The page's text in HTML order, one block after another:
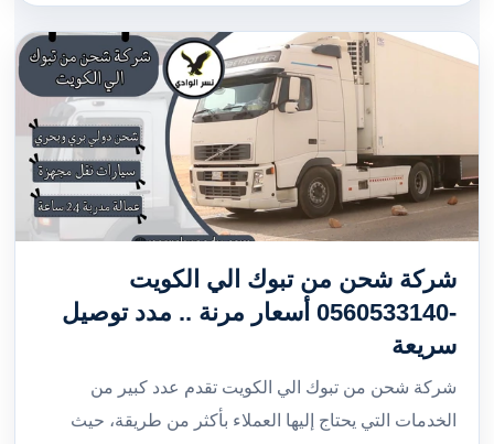
شركة شحن من تبوك الي الكويت
-0560533140 أسعار مرنة .. مدد توصيل
سريعة
شركة شحن من تبوك الي الكويت تقدم عدد كبير من
الخدمات التي يحتاج إليها العملاء بأكثر من طريقة، حيث